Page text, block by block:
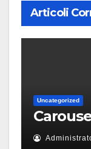
Articoli
Uncategorized